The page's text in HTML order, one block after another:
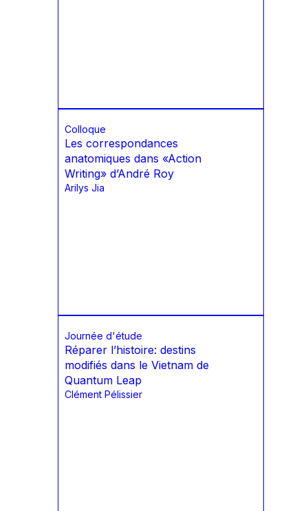
Colloque
Les correspondances
anatomiques dans «Action
Writing» d’André Roy
Arilys Jia
Journée d'étude
Réparer l’histoire: destins
modifiés dans le Vietnam de
Quantum Leap
Clément Pélissier